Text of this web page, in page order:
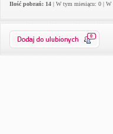
Ilość pobrań: 14 | W tym miesiącu: 0 | W
0